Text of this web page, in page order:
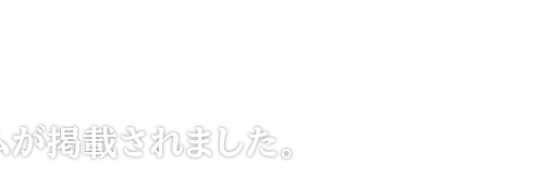
掲載されました。